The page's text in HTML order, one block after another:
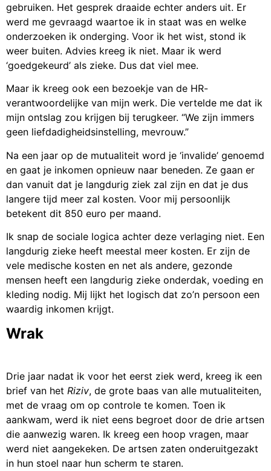
gebruiken. Het gesprek draaide echter anders uit. Er
werd me gevraagd waartoe ik in staat was en welke
onderzoeken ik onderging. Voor ik het wist, stond ik
weer buiten. Advies kreeg ik niet. Maar ik werd
‘goedgekeurd’ als zieke. Dus dat viel mee.
Maar ik kreeg ook een bezoekje van de HR-
verantwoordelijke van mijn werk. Die vertelde me dat ik
mijn ontslag zou krijgen bij terugkeer. “We zijn immers
geen liefdadigheidsinstelling, mevrouw.”
Na een jaar op de mutualiteit word je ‘invalide’ genoemd
en gaat je inkomen opnieuw naar beneden. Ze gaan er
dan vanuit dat je langdurig ziek zal zijn en dat je dus
langere tijd meer zal kosten. Voor mij persoonlijk
betekent dit 850 euro per maand.
Ik snap de sociale logica achter deze verlaging niet. Een
langdurig zieke heeft meestal meer kosten. Er zijn de
vele medische kosten en net als andere, gezonde
mensen heeft een langdurig zieke onderdak, voeding en
kleding nodig. Mij lijkt het logisch dat zo’n persoon een
waardig inkomen krijgt.
Wrak
Drie jaar nadat ik voor het eerst ziek werd, kreeg ik een
brief van het Riziv, de grote baas van alle mutualiteiten,
met de vraag om op controle te komen. Toen ik
aankwam, werd ik niet eens begroet door de drie artsen
die aanwezig waren. Ik kreeg een hoop vragen, maar
werd niet aangekeken. De artsen zaten onderuitgezakt
in hun stoel naar hun scherm te staren.